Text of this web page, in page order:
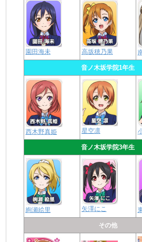
園田海未 高坂穂乃果
音ノ木坂学院1年生
西木野真姫 星空凛
音ノ木坂学院3年生
絢瀬絵里 矢澤にこ
その他